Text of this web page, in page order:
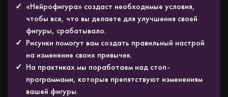
«Нейрофигура» создаст необходимые условия,
чтобы все, что вы делаете для улучшения своей
фигуры, срабатывало.
Рисунки помогут вам создать правильный настрой
на изменение своих привычек.
На практиках мы поработаем над стоп-
программами, которые препятствуют изменениям
вашей фигуры.